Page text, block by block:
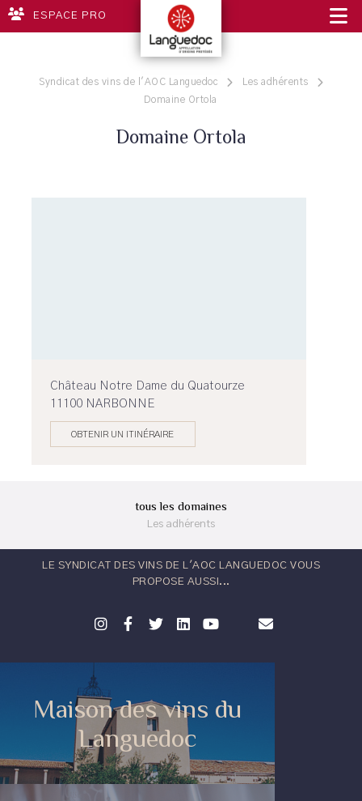
ESPACE PRO
Syndicat des vins de l'AOC Languedoc
Les adhérents
Domaine Ortola
Domaine Ortola
Château Notre Dame du Quatourze
11100 NARBONNE
OBTENIR UN ITINÉRAIRE
tous les domaines
Les adhérents
LE SYNDICAT DES VINS DE L'AOC LANGUEDOC VOUS
PROPOSE AUSSI...
Maison des vins du
Languedoc